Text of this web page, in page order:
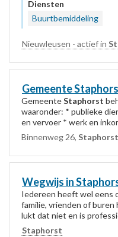
Diensten
Buurtbemiddeling
Nieuwleusen - actief in
Gemeente
GemeenteStaphorst
waaronder: * publieke
en vervoer * werk en
jeugdhulp * zorg...
Binnenweg 26, Staphorst
Wegwijs in
Iedereen heeft wel eens
familie, vrienden of buren
lukt dat niet en is
kan in ons ingewikkelde
Staphorst